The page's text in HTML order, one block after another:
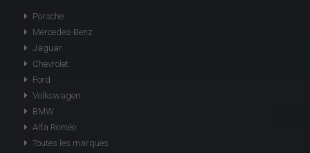
Porsche
Mercedes-Benz
Jaguar
Chevrolet
Ford
Volkswagen
BMW
Alfa Roméo
Toutes les marques